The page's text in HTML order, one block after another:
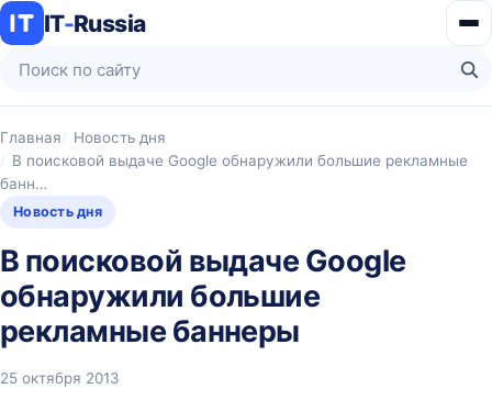
IT-Russia
Поиск по сайту
Главная
Новость дня
В поисковой выдаче Google обнаружили большие рекламные
банн…
Новость дня
В поисковой выдаче Google
обнаружили большие
рекламные баннеры
25 октября 2013